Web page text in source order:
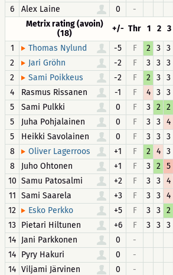
6
Alex Laine 0
-
Metrix rating (avoin)
(18)
+/- Thr 1 2 3
1
Thomas Nylund -5 F 2 3 3
2
Jari Gröhn -2 F 3 3 3
2
Sami Poikkeus -2 F 2 3 3
4
Rasmus Rissanen -1 F 4 3 3
5
Sami Pulkki 0 F 3 2 2
5
Juha Pohjalainen 0 F 3 3 4
5
Heikki Savolainen 0 F 3 3 3
8
Oliver Lagerroos +1 F 2 4 3
8
Juho Ohtonen +1 F 3 2 5
10 Samu Patosalmi +2 F 3 3 4
11 Sami Saarela +3 F 3 3 4
12
Esko Perkko +5 F 3 3 2
13 Pietari Hiltunen +6 F 3 3 3
14 Jani Parkkonen 0
-
14 Pyry Hakuri 0
-
14 Viljami Järvinen 0
-